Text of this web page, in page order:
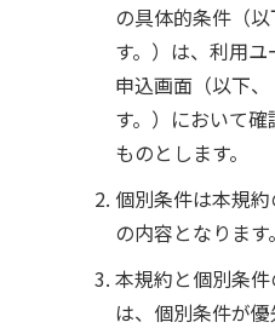
の具体的条件（
す。）は、利用
申込画面（以下
す。）において
ものとします。
個別条件は本規
の内容となります。
本規約と個別条
は、個別条件が